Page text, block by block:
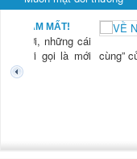
VỀ NHÀ
(NCTG)
cùng” của mình